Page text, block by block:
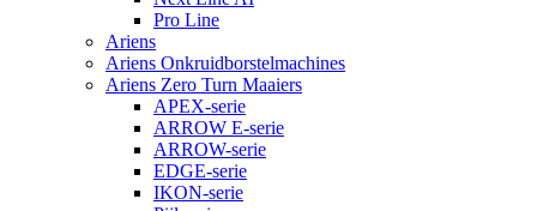
Pro Line
Ariens
Ariens Onkruidborstelmachines
Ariens Zero Turn Maaiers
APEX-serie
ARROW E-serie
ARROW-serie
EDGE-serie
IKON-serie